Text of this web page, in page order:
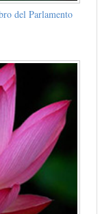
del Parlamento